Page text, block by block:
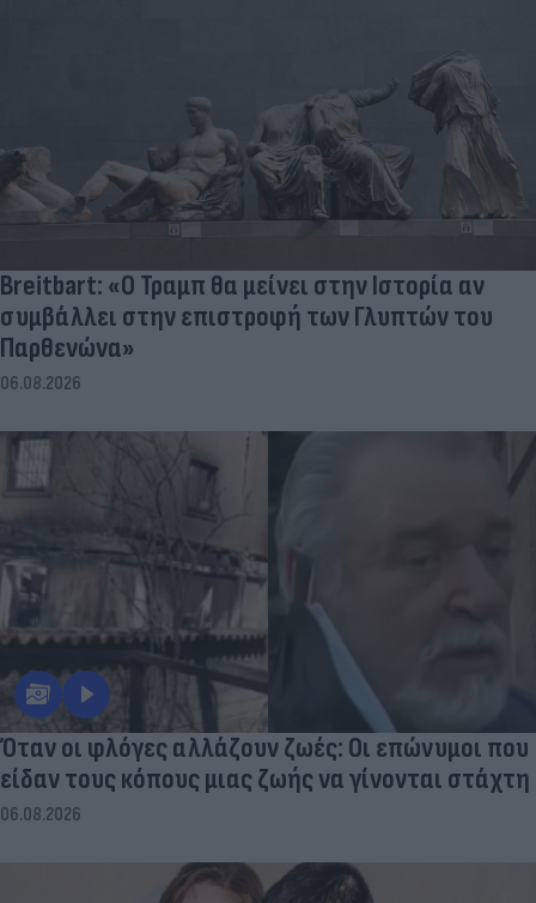
Breitbart: «Ο Τραμπ θα μείνει στην Ιστορία αν
συμβάλλει στην επιστροφή των Γλυπτών του
Παρθενώνα»
06.08.2026
Όταν οι φλόγες αλλάζουν ζωές: Οι επώνυμοι που
είδαν τους κόπους μιας ζωής να γίνονται στάχτη
06.08.2026